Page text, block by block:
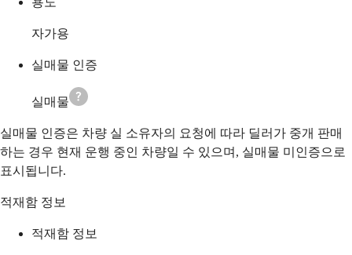
자가용
실매물 인증
실매물
실매물 인증은 차량 실 소유자의 요청에 따라 딜러가 중개 판매
하는 경우 현재 운행 중인 차량일 수 있으며, 실매물 미인증으로
표시됩니다.
적재함 정보
적재함 정보